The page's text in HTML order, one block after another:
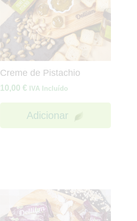
Creme de Pistachio
10,00€ IVA Incluído
Adicionar